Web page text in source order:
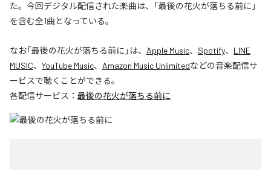
た。今回デジタル配信された楽曲は、「最後の花火が落ちる前に」
を含む全1曲となっている。
なお「最後の花火が落ちる前に 」は、 Apple Music、 Spotify、 LINE
MUSIC、 YouTube Music、 Amazon Music Unlimitedなどの音楽配信サ
ービスで聴くことができる。
各配信サービス： 最後の花火が落ちる前に